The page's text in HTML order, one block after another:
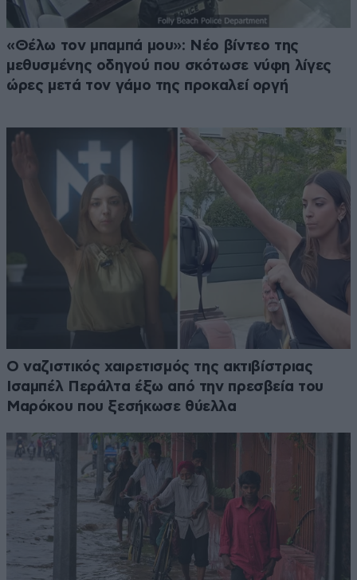
«Θέλω τον μπαμπά μου»: Νέο βίντεο της
μεθυσμένης οδηγού που σκότωσε νύφη λίγες
ώρες μετά τον γάμο της προκαλεί οργή
Ο ναζιστικός χαιρετισμός της ακτιβίστριας
Ισαμπέλ Περάλτα έξω από την πρεσβεία του
Μαρόκου που ξεσήκωσε θύελλα